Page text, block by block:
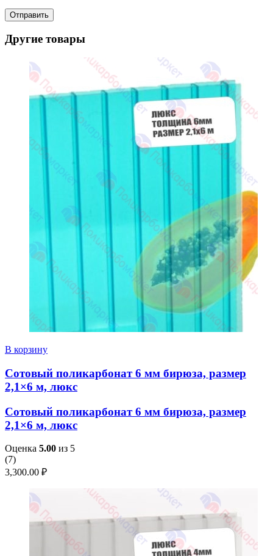
Другие товары
В корзину
Сотовый поликарбонат 6 мм бирюза, размер
2,1×6 м, люкс
Сотовый поликарбонат 6 мм бирюза, размер
2,1×6 м, люкс
Оценка 5.00 из 5
(7)
3,300.00 ₽